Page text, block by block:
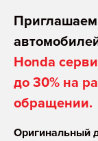
Honda
до 30% на
обращении.
Оригинальный